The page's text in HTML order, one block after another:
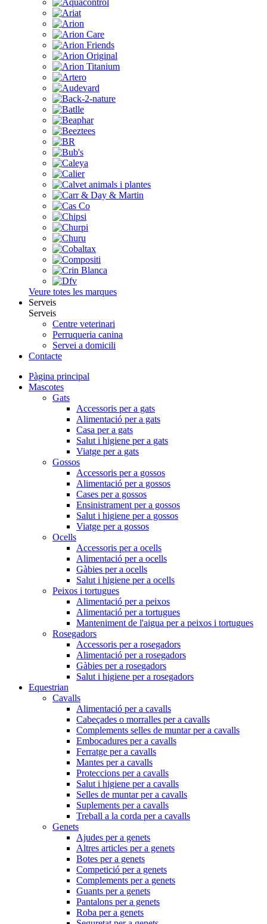
Veure totes les marques
Serveis
Serveis
Centre veterinari
Perruqueria canina
Servei a domicili
Contacte
Pàgina principal
Mascotes
Gats
Accessoris per a gats
Alimentació per a gats
Casa per a gats
Salut i higiene per a gats
Viatge per a gats
Gossos
Accessoris per a gossos
Alimentació per a gossos
Cases per a gossos
Ensinistrament per a gossos
Salut i higiene per a gossos
Viatge per a gossos
Ocells
Accessoris per a ocells
Alimentació per a ocells
Gàbies per a ocells
Salut i higiene per a ocells
Peixos i tortugues
Alimentació per a peixos
Alimentació per a tortugues
Manteniment de l'aigua per a peixos i tortugues
Rosegadors
Accessoris per a rosegadors
Alimentació per a rosegadors
Gàbies per a rosegadors
Salut i higiene per a rosegadors
Equestrian
Cavalls
Alimentació per a cavalls
Cabeçades o morralles per a cavalls
Complements selles de muntar per a cavalls
Embocadures per a cavalls
Ferratge per a cavalls
Mantes per a cavalls
Proteccions per a cavalls
Salut i higiene per a cavalls
Selles de muntar per a cavalls
Suplements per a cavalls
Treball a la corda per a cavalls
Genets
Ajudes per a genets
Altres articles per a genets
Botes per a genets
Competició per a genets
Complements per a genets
Guants per a genets
Pantalons per a genets
Roba per a genets